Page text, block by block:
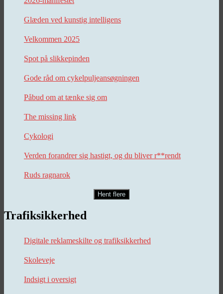
Glæden ved kunstig intelligens
Velkommen 2025
Spot på slikkepinden
Gode råd om cykelpuljeansøgningen
Påbud om at tænke sig om
The missing link
Cykologi
Verden forandrer sig hastigt, og du bliver r**rendt
Ruds ragnarok
Hent flere
Trafiksikkerhed
Digitale reklameskilte og trafiksikkerhed
Skoleveje
Indsigt i oversigt